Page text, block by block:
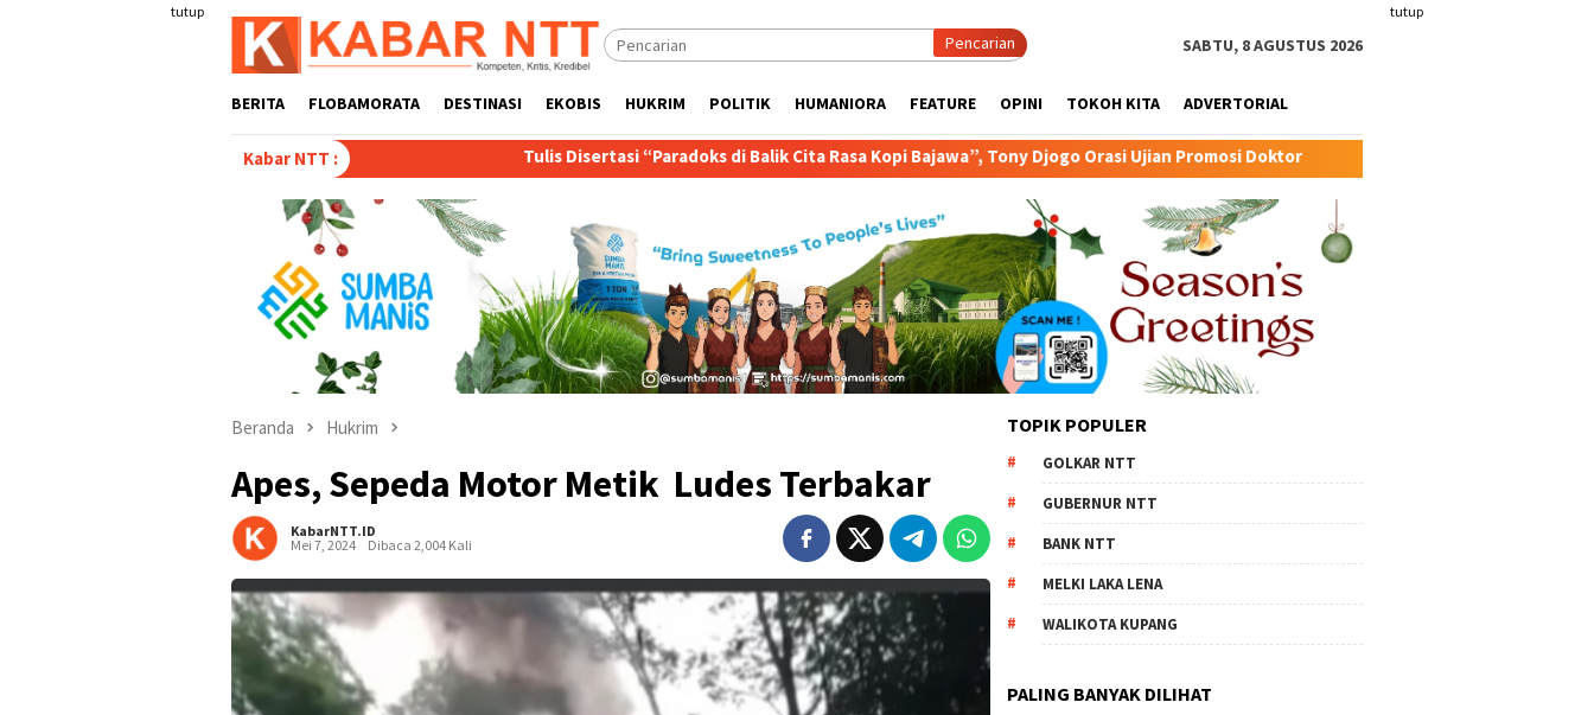
tutup tutup
Pencarian SABTU, 8 AGUSTUS 2026
BERITA FLOBAMORATA DESTINASI EKOBIS HUKRIM POLITIK HUMANIORA FEATURE OPINI TOKOH KITA ADVERTORIAL
Kabar NTT :Tulis Disertasi “Paradoks di Balik Cita Rasa Kopi Bajawa”, Tony Djogo Orasi Ujian Promosi Doktor Transformasi Peternakan Modern TTU: Kunci
Beranda Hukrim
Apes, Sepeda Motor Metik Ludes Terbakar
KabarNTT.ID
Mei 7, 2024
Dibaca 2,004 Kali
TOPIK POPULER
GOLKAR NTT
GUBERNUR NTT
BANK NTT
MELKI LAKA LENA
WALIKOTA KUPANG
PALING BANYAK DILIHAT